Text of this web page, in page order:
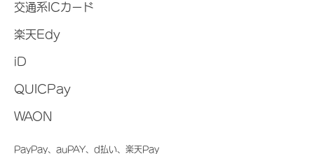
交通系ICカード
楽天Edy
iD
QUICPay
WAON
PayPay、auPAY、d払い、楽天Pay